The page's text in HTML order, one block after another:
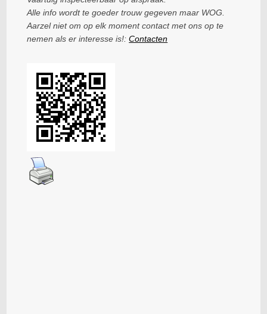
Alle info wordt te goeder trouw gegeven maar WOG.
Aarzel niet om op elk moment contact met ons op te
nemen als er interesse is!:Contacten